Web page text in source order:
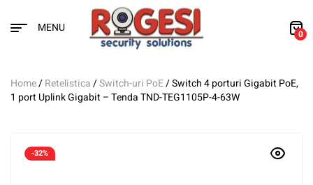
MENU 0
Home/Retelistica/Switch-uri PoE/ Switch 4 porturi Gigabit PoE,
1 port Uplink Gigabit – Tenda TND-TEG1105P-4-63W
-32%